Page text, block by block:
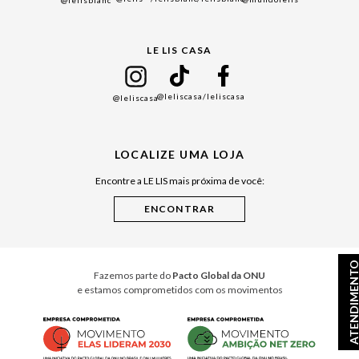
Black Friday
Cuidados Casa
LE LIS CASA
@leliscasa@leliscasa/leliscasa
LOCALIZE UMA LOJA
Encontre a LE LIS mais próxima de você:
Fazemos parte do Pacto Global da ONU
e estamos comprometidos com os movimentos